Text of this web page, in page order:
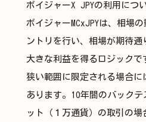
ボイジャーX JPYの利用につい
ボイジャーMCxJPYは、相場
ントリを行い、相場が期待
大きな利益を得るロジック
狭い範囲に限定される場合に
あります。10年間のバック
ット（１万通貨）の取引の